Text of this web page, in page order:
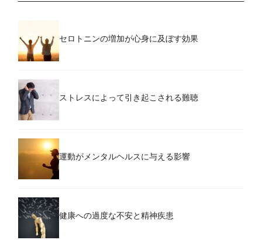
セロトニンの増加が心身に及ぼす効果
ストレスによって引き起こされる難聴
運動がメンタルヘルスに与える影響
健康への過度な不安と精神疾患